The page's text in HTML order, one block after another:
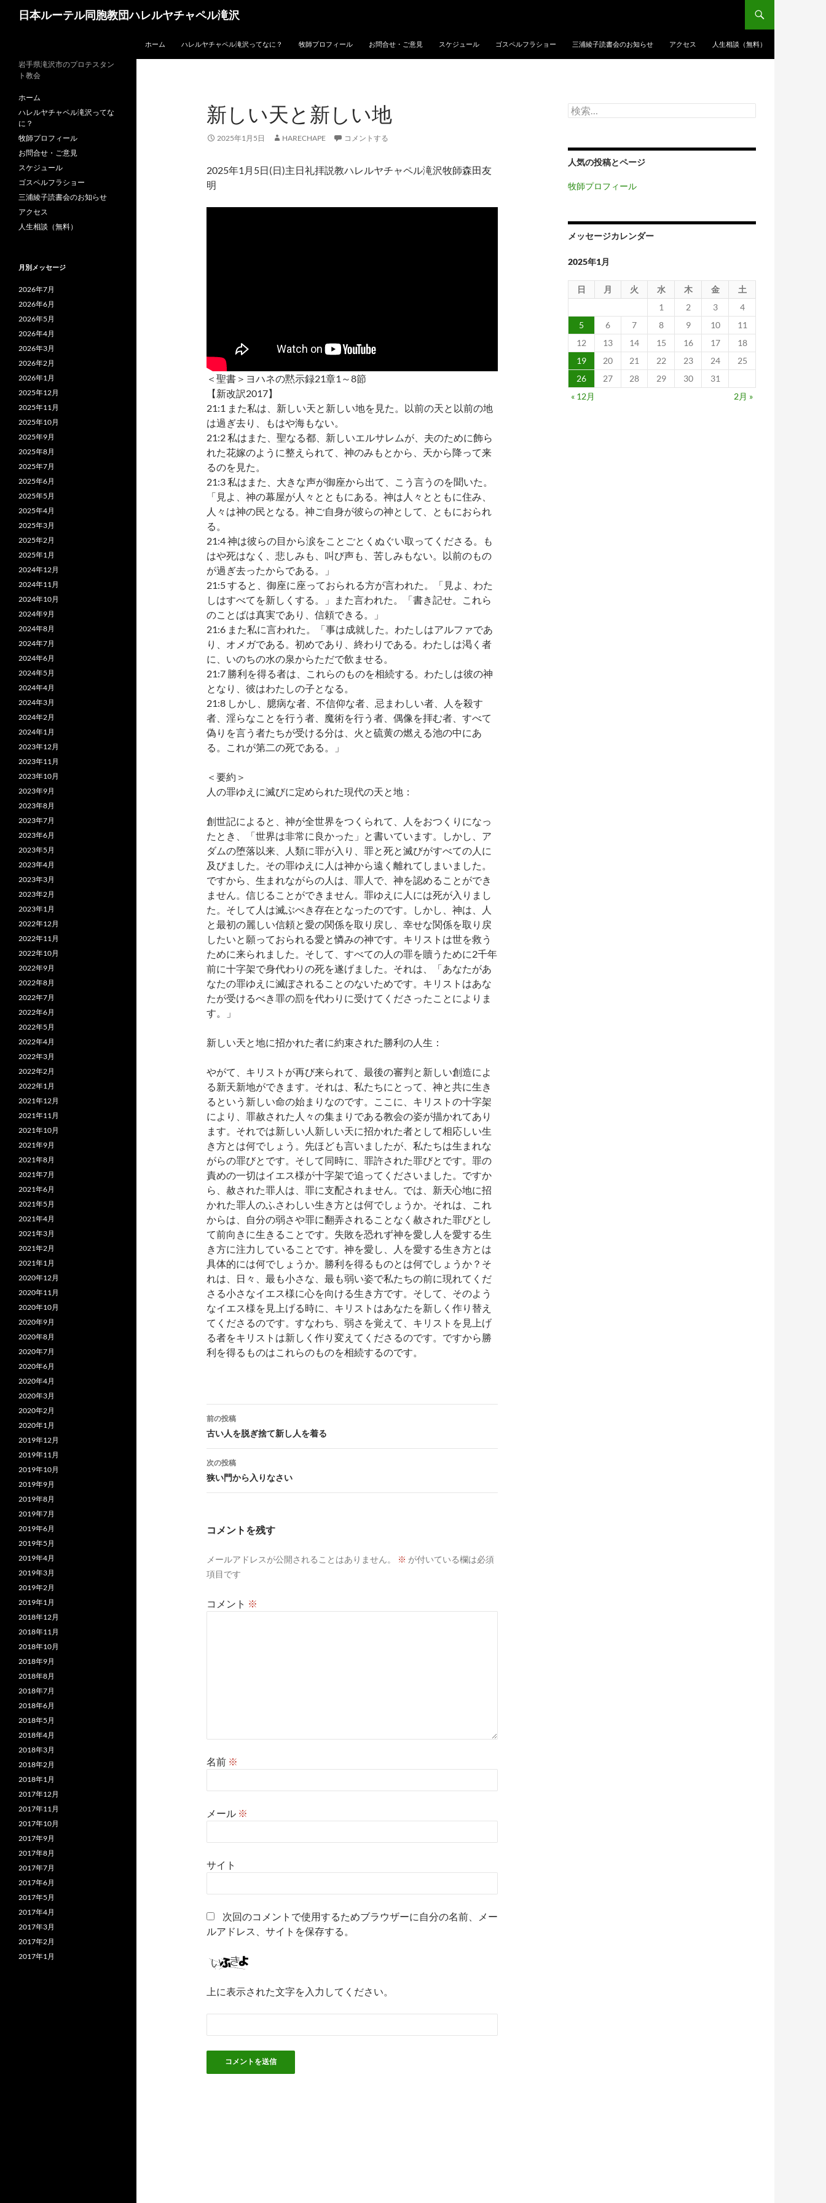
日本ルーテル同胞教団ハレルヤチャペル滝沢
ホーム ハレルヤチャペル滝沢ってなに？ 牧師プロフィール お問合せ・ご意見 スケジュール ゴスペルフラショー 三浦綾子読書会のお知らせ アクセス 人生相談（無料）
新しい天と新しい地
2025年1月5日 HARECHAPE コメントする
2025年1月5日(日)主日礼拝説教ハレルヤチャペル滝沢牧師森田友
明
＜聖書＞ヨハネの黙示録21章1～8節
【新改訳2017】
21:1 また私は、新しい天と新しい地を見た。以前の天と以前の地
は過ぎ去り、もはや海もない。
21:2 私はまた、聖なる都、新しいエルサレムが、夫のために飾ら
れた花嫁のように整えられて、神のみもとから、天から降って来
るのを見た。
21:3 私はまた、大きな声が御座から出て、こう言うのを聞いた。
「見よ、神の幕屋が人々とともにある。神は人々とともに住み、
人々は神の民となる。神ご自身が彼らの神として、ともにおられ
る。
21:4 神は彼らの目から涙をことごとくぬぐい取ってくださる。も
はや死はなく、悲しみも、叫び声も、苦しみもない。以前のもの
が過ぎ去ったからである。」
21:5 すると、御座に座っておられる方が言われた。「見よ、わた
しはすべてを新しくする。」また言われた。「書き記せ。これら
のことばは真実であり、信頼できる。」
21:6 また私に言われた。「事は成就した。わたしはアルファであ
り、オメガである。初めであり、終わりである。わたしは渇く者
に、いのちの水の泉からただで飲ませる。
21:7 勝利を得る者は、これらのものを相続する。わたしは彼の神
となり、彼はわたしの子となる。
21:8 しかし、臆病な者、不信仰な者、忌まわしい者、人を殺す
者、淫らなことを行う者、魔術を行う者、偶像を拝む者、すべて
偽りを言う者たちが受ける分は、火と硫黄の燃える池の中にあ
る。これが第二の死である。」
＜要約＞
人の罪ゆえに滅びに定められた現代の天と地：
創世記によると、神が全世界をつくられて、人をおつくりになっ
たとき、「世界は非常に良かった」と書いています。しかし、ア
ダムの堕落以来、人類に罪が入り、罪と死と滅びがすべての人に
及びました。その罪ゆえに人は神から遠く離れてしまいました。
ですから、生まれながらの人は、罪人で、神を認めることができ
ません。信じることができません。罪ゆえに人には死が入りまし
た。そして人は滅ぶべき存在となったのです。しかし、神は、人
と最初の麗しい信頼と愛の関係を取り戻し、幸せな関係を取り戻
したいと願っておられる愛と憐みの神です。キリストは世を救う
ために来られました。そして、すべての人の罪を贖うために2千年
前に十字架で身代わりの死を遂げました。それは、「あなたがあ
なたの罪ゆえに滅ぼされることのないためです。キリストはあな
たが受けるべき罪の罰を代わりに受けてくださったことによりま
す。」
新しい天と地に招かれた者に約束された勝利の人生：
やがて、キリストが再び来られて、最後の審判と新しい創造によ
る新天新地ができます。それは、私たちにとって、神と共に生き
るという新しい命の始まりなのです。ここに、キリストの十字架
により、罪赦された人々の集まりである教会の姿が描かれてあり
ます。それでは新しい人新しい天に招かれた者として相応しい生
き方とは何でしょう。先ほども言いましたが、私たちは生まれな
がらの罪びとです。そして同時に、罪許された罪びとです。罪の
責めの一切はイエス様が十字架で追ってくださいました。ですか
ら、赦された罪人は、罪に支配されません。では、新天心地に招
かれた罪人のふさわしい生き方とは何でしょうか。それは、これ
からは、自分の弱さや罪に翻弄されることなく赦された罪びとし
て前向きに生きることです。失敗を恐れず神を愛し人を愛する生
き方に注力していることです。神を愛し、人を愛する生き方とは
具体的には何でしょうか。勝利を得るものとは何でしょうか？そ
れは、日々、最も小さな、最も弱い姿で私たちの前に現れてくだ
さる小さなイエス様に心を向ける生き方です。そして、そのよう
なイエス様を見上げる時に、キリストはあなたを新しく作り替え
てくださるのです。すなわち、弱さを覚えて、キリストを見上げ
る者をキリストは新しく作り変えてくださるのです。ですから勝
利を得るものはこれらのものを相続するのです。
投
稿
ナ
ビ
ゲ
ョ
前の投稿
古い人を脱ぎ捨て新し人を着る
次の投稿
狭い門から入りなさい
コメントを残す
メールアドレスが公開されることはありません。 ※ が付いている欄は必須
項目です
コメント ※
名前 ※
メール ※
サイト
次回のコメントで使用するためブラウザーに自分の名前、メー
ルアドレス、サイトを保存する。
上に表示された文字を入力してください。
検
索:
人気の投稿とページ
牧師プロフィール
メッセージカレンダー
2025年1月
日 月 火 水 木 金
土
1
2 3
4
5
6 7 8 9 10
11
12
13 14 15 16 17
18
19
20 21 22 23 24
25
26
27 28 29 30
31
« 12月
2月 »
岩手県滝沢市のプロテスタン
ト教会
ホーム
ハレルヤチャペル滝沢ってな
に？
牧師プロフィール
お問合せ・ご意見
スケジュール
ゴスペルフラショー
三浦綾子読書会のお知らせ
アクセス
人生相談（無料）
月別メッセージ
2026年7月
2026年6月
2026年5月
2026年4月
2026年3月
2026年2月
2026年1月
2025年12月
2025年11月
2025年10月
2025年9月
2025年8月
2025年7月
2025年6月
2025年5月
2025年4月
2025年3月
2025年2月
2025年1月
2024年12月
2024年11月
2024年10月
2024年9月
2024年8月
2024年7月
2024年6月
2024年5月
2024年4月
2024年3月
2024年2月
2024年1月
2023年12月
2023年11月
2023年10月
2023年9月
2023年8月
2023年7月
2023年6月
2023年5月
2023年4月
2023年3月
2023年2月
2023年1月
2022年12月
2022年11月
2022年10月
2022年9月
2022年8月
2022年7月
2022年6月
2022年5月
2022年4月
2022年3月
2022年2月
2022年1月
2021年12月
2021年11月
2021年10月
2021年9月
2021年8月
2021年7月
2021年6月
2021年5月
2021年4月
2021年3月
2021年2月
2021年1月
2020年12月
2020年11月
2020年10月
2020年9月
2020年8月
2020年7月
2020年6月
2020年4月
2020年3月
2020年2月
2020年1月
2019年12月
2019年11月
2019年10月
2019年9月
2019年8月
2019年7月
2019年6月
2019年5月
2019年4月
2019年3月
2019年2月
2019年1月
2018年12月
2018年11月
2018年10月
2018年9月
2018年8月
2018年7月
2018年6月
2018年5月
2018年4月
2018年3月
2018年2月
2018年1月
2017年12月
2017年11月
2017年10月
2017年9月
2017年8月
2017年7月
2017年6月
2017年5月
2017年4月
2017年3月
2017年2月
2017年1月